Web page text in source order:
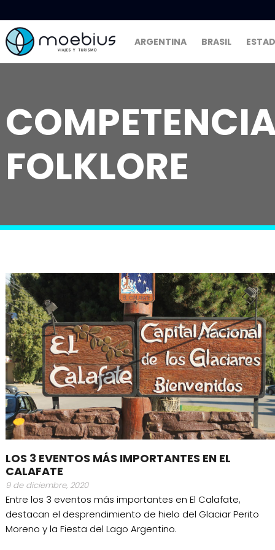
ARGENTINA BRASIL
FOLKLORE
LOS 3 EVENTOS MÁS IMPORTANTES EN EL
CALAFATE
9 de diciembre, 2020
Entre los 3 eventos más importantes en El Calafate,
destacan el desprendimiento de hielo del Glaciar Perito
Moreno y la Fiesta del Lago Argentino.